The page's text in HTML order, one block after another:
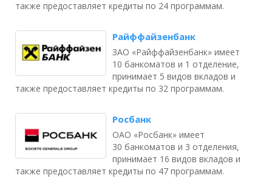
также предоставляет кредиты по 24 программам.
Райффайзенбанк
ЗАО «Райффайзенбанк» имеет
10 банкоматов и 1 отделение,
принимает 5 видов вкладов и
также предоставляет кредиты по 32 программам.
Росбанк
ОАО «Росбанк» имеет
30 банкоматов и 3 отделения,
принимает 16 видов вкладов и
также предоставляет кредиты по 47 программам.